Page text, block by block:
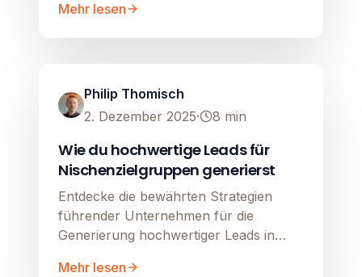
Mehr lesen
Philip Thomisch
2. Dezember 2025· 8 min
Wie du hochwertige Leads für
Nischenzielgruppen generierst
Entdecke die bewährten Strategien
führender Unternehmen für die
Generierung hochwertiger Leads in
Mehr lesen